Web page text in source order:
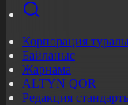
Корпорация
Байланыс
Жарнама
ALTYN QOR
Редакция